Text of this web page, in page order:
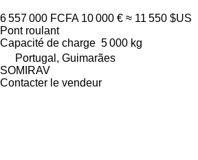
6 557 000 FCFA 10 000 € ≈ 11 550 $US
Pont roulant
Capacité de charge 5 000 kg
Portugal, Guimarães
SOMIRAV
Contacter le vendeur